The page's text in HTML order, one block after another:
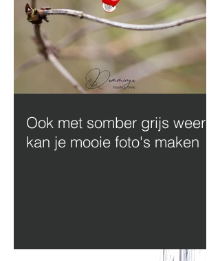
Ook met somber grijs weer
kan je mooie foto's maken